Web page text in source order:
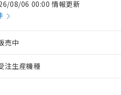
08/06 00:00 情報更新
売中
注生産機種